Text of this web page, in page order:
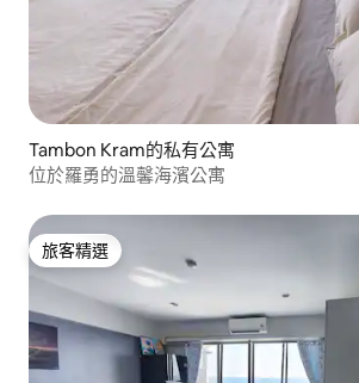
Tambon Kram的私有公寓
位於羅勇的溫馨海濱公寓
旅客精選
旅客精選